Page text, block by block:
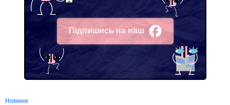
Підпишись на наш
Facebook
Новини